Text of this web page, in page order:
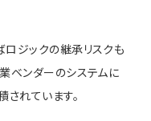
ジックの継承リスクも
ベンダーのシステムに
れています。